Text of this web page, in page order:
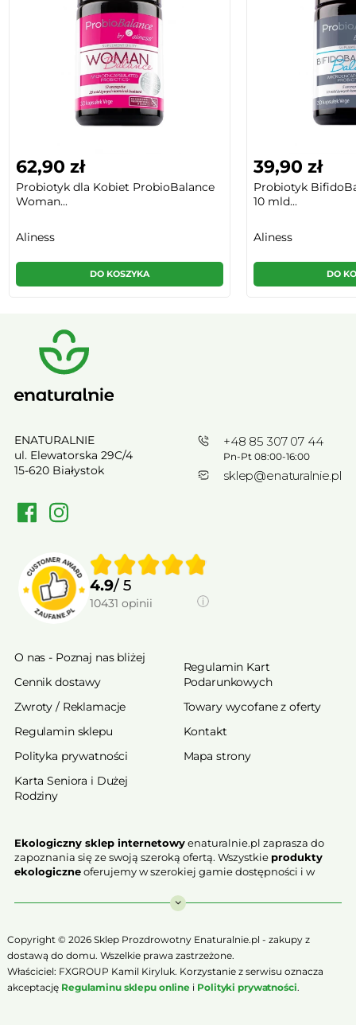
62,90 zł
Probiotyk dla Kobiet ProbioBalance
Woman...
Aliness
DO KOSZYKA
39,90 zł
Probiotyk
10 mld...
Aliness
DO
ENATURALNIE
ul. Elewatorska 29C/4
15-620 Białystok
+48 85 307 07 44
Pn-Pt 08:00-16:00
sklep@enaturalnie.pl
4.9/ 5
10431 opinii
O nas - Poznaj nas bliżej
Cennik dostawy
Zwroty / Reklamacje
Regulamin sklepu
Polityka prywatności
Karta Seniora i Dużej
Rodziny
Regulamin Kart
Podarunkowych
Towary wycofane z oferty
Kontakt
Mapa strony
Ekologiczny sklep internetowyenaturalnie.pl zaprasza do
zapoznania się ze swoją szeroką ofertą. Wszystkie produkty
ekologiczneoferujemy w szerokiej gamie dostępności i w
ekologiczne charakteryzują się najwyższą jakością.
Państwu prezentujemy stawia na jakość i bezpieczeństwo
odżywiania. Jeśli chcesz zadbać o swoją zdrową przyszłość już
teraz, niezbędna jest Ci zdrowa żywność.
Copyright © 2026 Sklep Prozdrowotny Enaturalnie.pl - zakupy z
dostawą do domu. Wszelkie prawa zastrzeżone.
Właściciel: FXGROUP Kamil Kiryluk. Korzystanie z serwisu oznacza
akceptację Regulaminu sklepu online i Polityki prywatności.